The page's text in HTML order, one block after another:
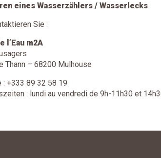
eines Wasserzählers / Wasserlecks
Sie :
l’Eau m2A
Thann – 68200 Mulhouse
: +333 89 32 58 19
: lundi au vendredi de 9h-11h30 et